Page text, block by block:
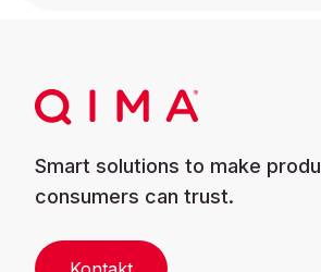
Smart solutions to make
consumers can trust.